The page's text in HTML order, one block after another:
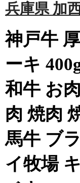
兵庫県 加
神戸牛
ーキ
和牛 お
肉 焼肉
馬牛 ブ
イ牧場